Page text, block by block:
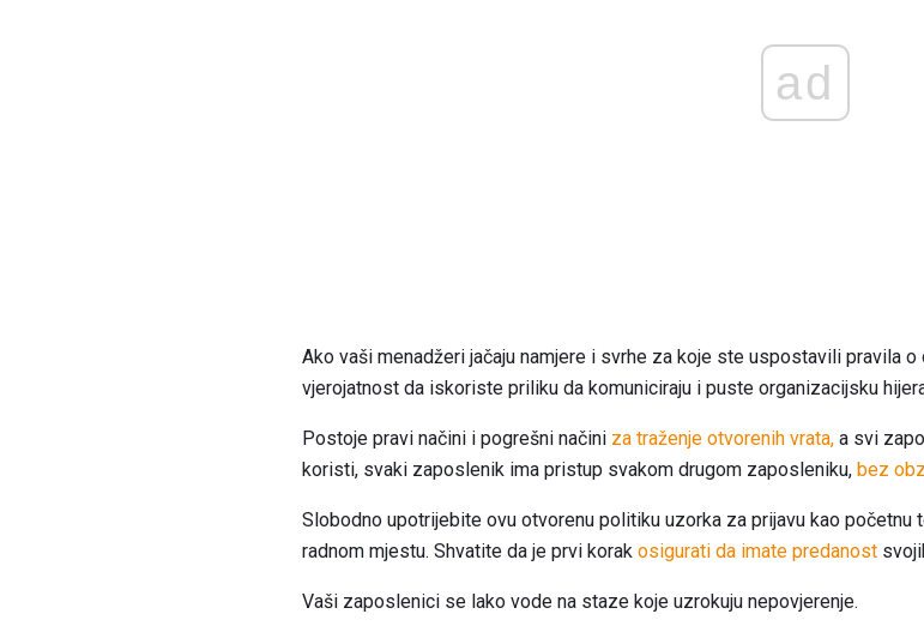
ad
Ako vaši menadžeri jačaju namjere i svrhe za koje ste uspostavili pravila
vjerojatnost da iskoriste priliku da komuniciraju i puste organizacijsku
Postoje pravi načini i pogrešni načini za traženje otvorenih vrata, a svi
koristi, svaki zaposlenik ima pristup svakom drugom zaposleniku, bez
Slobodno upotrijebite ovu otvorenu politiku uzorka za prijavu kao
radnom mjestu. Shvatite da je prvi korak osigurati da imate predanost
Vaši zaposlenici se lako vode na staze koje uzrokuju nepovjerenje.